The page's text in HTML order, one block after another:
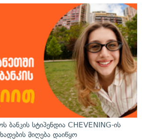
ბანკის სტიპენდია CHEVENING-ის
მიღება დაიწყო